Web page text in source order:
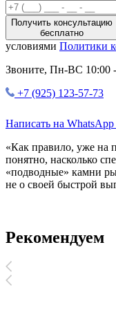
Получить консультацию
бесплатно
условиями Политики
Звоните, Пн-ВС 10:00
+7 (925) 123-57-73
Написать на WhatsApp
«Как правило, уже на
понятно, насколько
«подводные» камни
не о своей быстрой
Рекомендуем